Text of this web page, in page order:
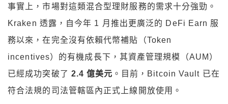
事實上，市場對這類混合型理財服務的需求十分強勁。
Kraken 透露，自今年 1 月推出更廣泛的 DeFi Earn 服
務以來，在完全沒有依賴代幣補貼（Token
incentives）的有機成長下，其資產管理規模（AUM）
已經成功突破了 2.4 億美元 。目前，Bitcoin Vault 已在
符合法規的司法管轄區內正式上線開放使用。